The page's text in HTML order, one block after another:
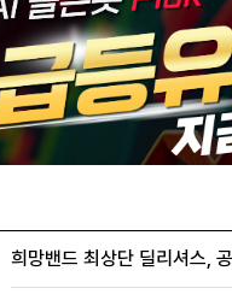
희망밴드 최상단 딜리셔스,